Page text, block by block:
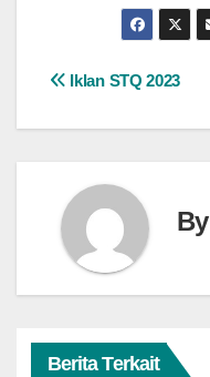
Navigasi
pos
Iklan STQ 2023
By
Berita Terkait